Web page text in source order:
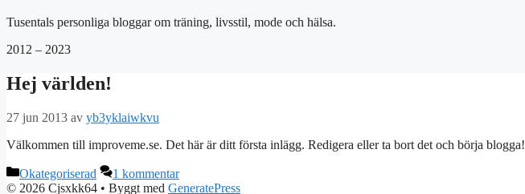
Tusentals personliga bloggar om träning, livsstil, mode och hälsa.
2012 – 2023
Hej världen!
27 jun 2013 av yb3yklaiwkvu
Välkommen till improveme.se. Det här är ditt första inlägg. Redigera eller ta bort det och börja blogga!
Kategorier
Okategoriserad
1 kommentar
© 2026 Cjsxkk64 • Byggt med GeneratePress